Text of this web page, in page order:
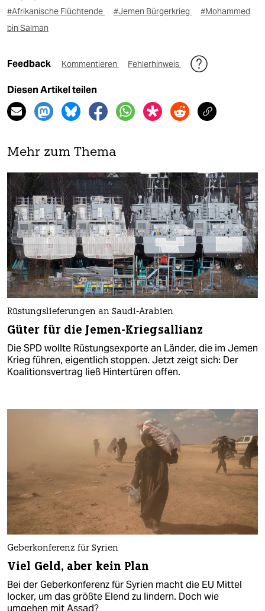
#Afrikanische Flüchtende #Jemen Bürgerkrieg
#Mohammed
bin Salman
Feedback Kommentieren Fehlerhinweis
Diesen Artikel teilen
Mehr zum Thema
Rüstungslieferungen an Saudi-Arabien
Güter für die Jemen-Kriegsallianz
Die SPD wollte Rüstungsexporte an Länder, die im Jemen
Krieg führen, eigentlich stoppen. Jetzt zeigt sich: Der
Koalitionsvertrag ließ Hintertüren offen.
Geberkonferenz für Syrien
Viel Geld, aber kein Plan
Bei der Geberkonferenz für Syrien macht die EU Mittel
locker, um das größte Elend zu lindern. Doch wie
umgehen mit Assad?